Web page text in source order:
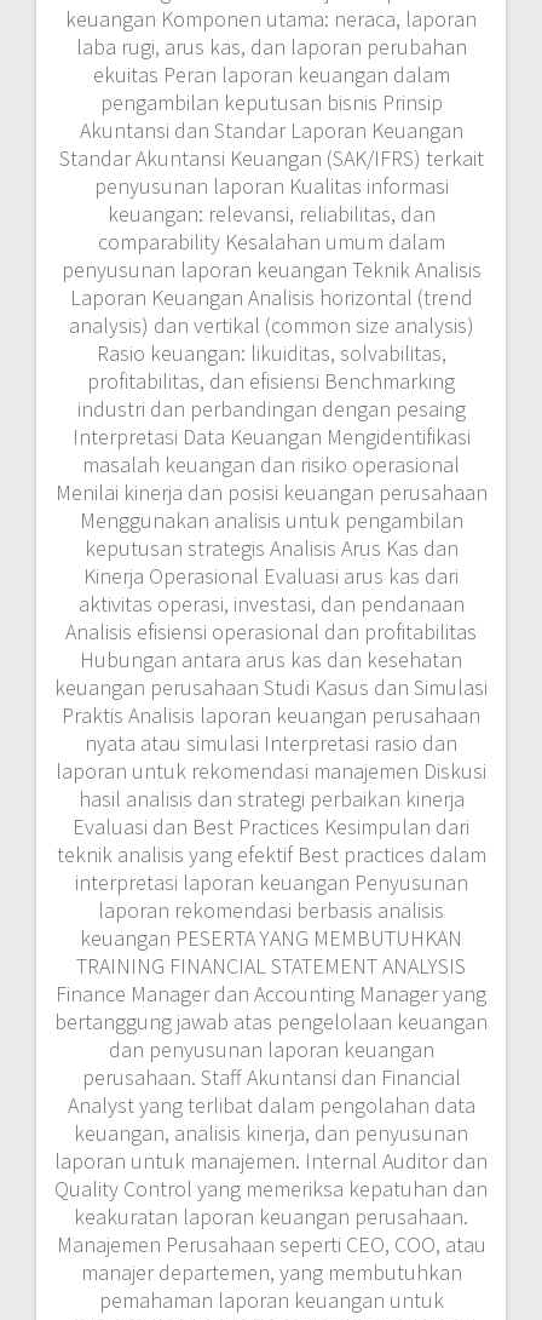
keuangan Komponen utama: neraca, laporan
laba rugi, arus kas, dan laporan perubahan
ekuitas Peran laporan keuangan dalam
pengambilan keputusan bisnis Prinsip
Akuntansi dan Standar Laporan Keuangan
Standar Akuntansi Keuangan (SAK/IFRS) terkait
penyusunan laporan Kualitas informasi
keuangan: relevansi, reliabilitas, dan
comparability Kesalahan umum dalam
penyusunan laporan keuangan Teknik Analisis
Laporan Keuangan Analisis horizontal (trend
analysis) dan vertikal (common size analysis)
Rasio keuangan: likuiditas, solvabilitas,
profitabilitas, dan efisiensi Benchmarking
industri dan perbandingan dengan pesaing
Interpretasi Data Keuangan Mengidentifikasi
masalah keuangan dan risiko operasional
Menilai kinerja dan posisi keuangan perusahaan
Menggunakan analisis untuk pengambilan
keputusan strategis Analisis Arus Kas dan
Kinerja Operasional Evaluasi arus kas dari
aktivitas operasi, investasi, dan pendanaan
Analisis efisiensi operasional dan profitabilitas
Hubungan antara arus kas dan kesehatan
keuangan perusahaan Studi Kasus dan Simulasi
Praktis Analisis laporan keuangan perusahaan
nyata atau simulasi Interpretasi rasio dan
laporan untuk rekomendasi manajemen Diskusi
hasil analisis dan strategi perbaikan kinerja
Evaluasi dan Best Practices Kesimpulan dari
teknik analisis yang efektif Best practices dalam
interpretasi laporan keuangan Penyusunan
laporan rekomendasi berbasis analisis
keuangan PESERTA YANG MEMBUTUHKAN
TRAINING FINANCIAL STATEMENT ANALYSIS
Finance Manager dan Accounting Manager yang
bertanggung jawab atas pengelolaan keuangan
dan penyusunan laporan keuangan
perusahaan. Staff Akuntansi dan Financial
Analyst yang terlibat dalam pengolahan data
keuangan, analisis kinerja, dan penyusunan
laporan untuk manajemen. Internal Auditor dan
Quality Control yang memeriksa kepatuhan dan
keakuratan laporan keuangan perusahaan.
Manajemen Perusahaan seperti CEO, COO, atau
manajer departemen, yang membutuhkan
pemahaman laporan keuangan untuk